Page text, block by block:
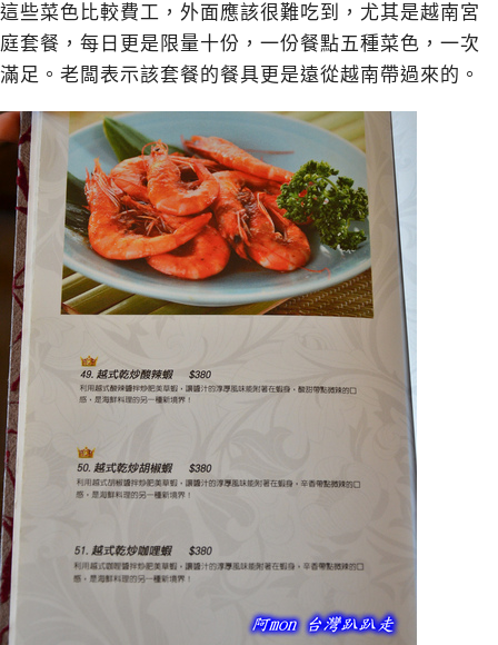
這些菜色比較費工，外面應該很難吃到，尤其是越南宮
庭套餐，每日更是限量十份，一份餐點五種菜色，一次
滿足。老闆表示該套餐的餐具更是遠從越南帶過來的。